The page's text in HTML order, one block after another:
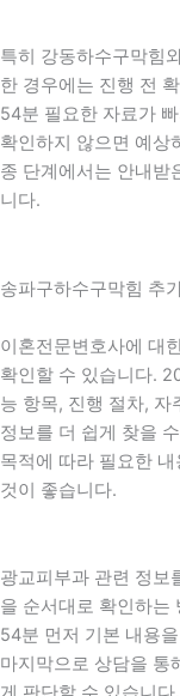
특히 강동하수구막힘
한 경우에는 진행 전
54분 필요한 자료가
확인하지 않으면 예상
종 단계에서는 안내받
니다.
송파구하수구막힘 추
이혼전문변호사에 대
확인할 수 있습니다.
능 항목, 진행 절차,
정보를 더 쉽게 찾을
목적에 따라 필요한
것이 좋습니다.
광교피부과 관련 정보
을 순서대로 확인하는
54분 먼저 기본 내용
마지막으로 상담을 통